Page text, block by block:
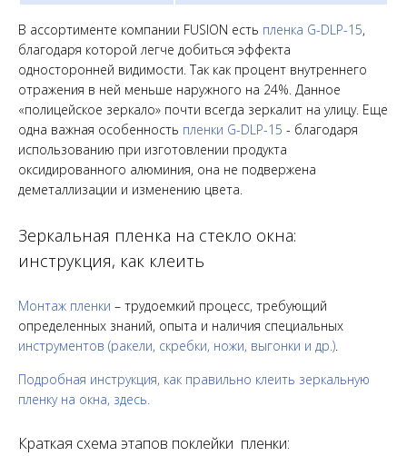
В ассортименте компании FUSION есть пленка G-DLP-15,
благодаря которой легче добиться эффекта
односторонней видимости. Так как процент внутреннего
отражения в ней меньше наружного на 24%. Данное
«полицейское зеркало» почти всегда зеркалит на улицу. Еще
одна важная особенность пленки G-DLP-15 - благодаря
использованию при изготовлении продукта
оксидированного алюминия, она не подвержена
деметаллизации и изменению цвета.
Зеркальная пленка на стекло окна:
инструкция, как клеить
Монтаж пленки – трудоемкий процесс, требующий
определенных знаний, опыта и наличия специальных
инструментов (ракели, скребки, ножи, выгонки и др.).
Подробная инструкция, как правильно клеить зеркальную
пленку на окна, здесь.
Краткая схема этапов поклейки пленки: